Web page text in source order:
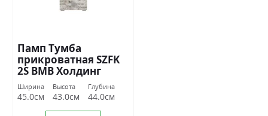
Памп Тумба
прикроватная SZFK
2S ВМВ Холдинг
Ширина
45.0см
Высота
43.0см
Глубина
44.0см